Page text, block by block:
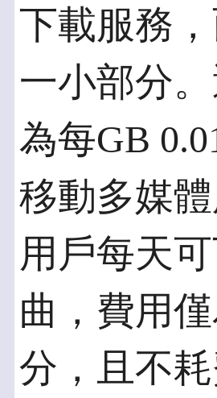
下載服務
一小部分
為每GB
移動多媒
用戶每天
曲，費用
分，且不